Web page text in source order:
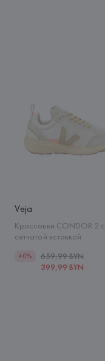
Veja
Кроссовки CONDOR 2 с
сетчатой вставкой
40%
659,99 BYN
399,99 BYN